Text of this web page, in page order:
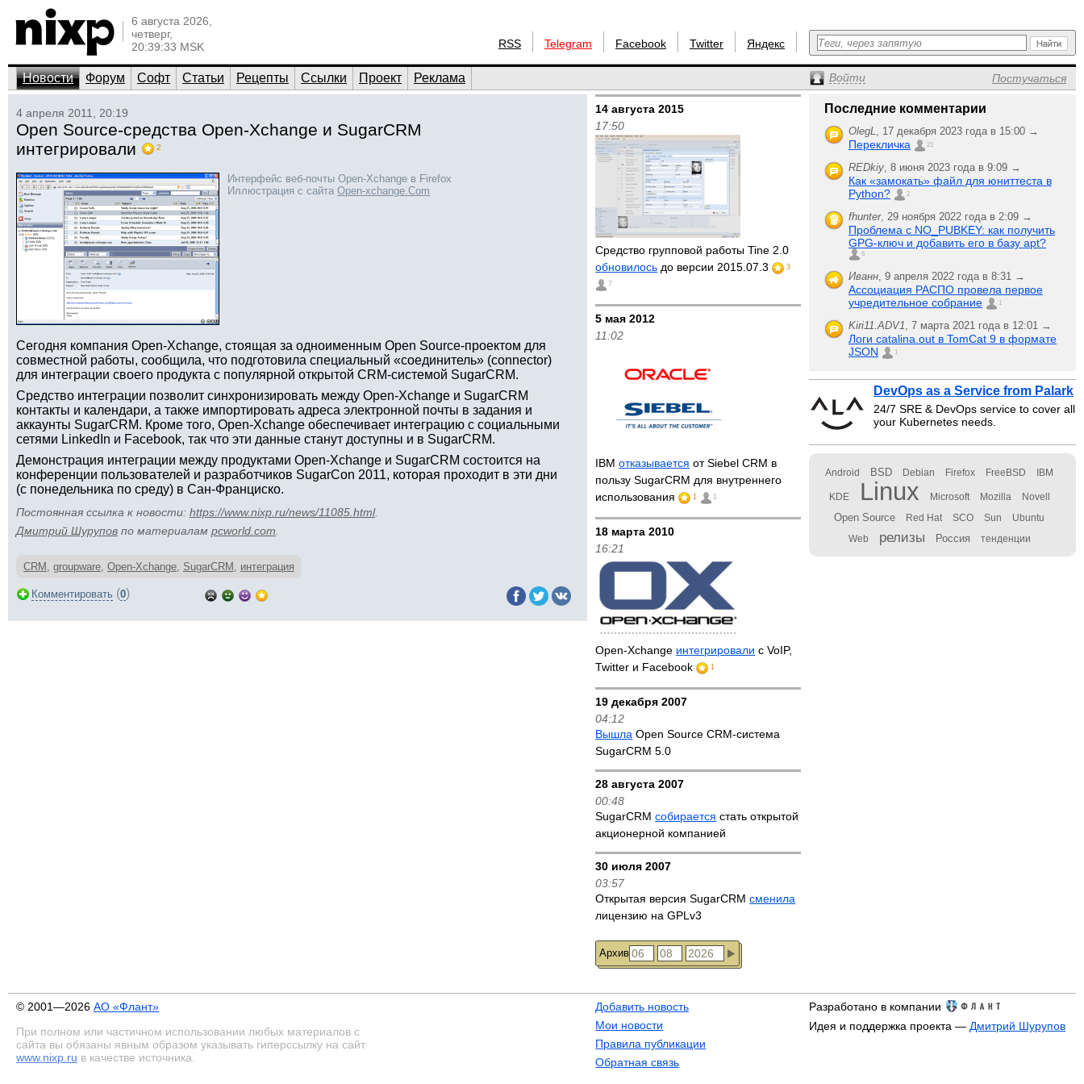
6 августа 2026,
четверг,
20:39:33 MSK
RSS Telegram Facebook Twitter Яндекс
Новости Форум Софт Статьи Рецепты Ссылки Проект Реклама Войти Постучаться
4 апреля 2011, 20:19
Open Source-средства Open-Xchange и SugarCRM
интегрировали
2
Интерфейс веб-почты Open-Xchange в Firefox
Иллюстрация с сайта Open-xchange.Com
Сегодня компания Open-Xchange, стоящая за одноименным Open Source-проектом для
совместной работы, сообщила, что подготовила специальный «соединитель» (connector)
для интеграции своего продукта с популярной открытой CRM-системой SugarCRM.
Средство интеграции позволит синхронизировать между Open-Xchange и SugarCRM
контакты и календари, а также импортировать адреса электронной почты в задания и
аккаунты SugarCRM. Кроме того, Open-Xchange обеспечивает интеграцию с социальными
сетями LinkedIn и Facebook, так что эти данные станут доступны и в SugarCRM.
Демонстрация интеграции между продуктами Open-Xchange и SugarCRM состоится на
конференции пользователей и разработчиков SugarCon 2011, которая проходит в эти дни
(с понедельника по среду) в Сан-Франциско.
Постоянная ссылка к новости: https://www.nixp.ru/news/11085.html.
Дмитрий Шурупов по материалам pcworld.com
CRM , groupware, Open-Xchange, SugarCRM , интеграция
Комментировать (0)
14 августа 2015
17:50
Средство групповой работы Tine 2.0
обновилось до версии 2015.07.3 3
7
5 мая 2012
11:02
IBMотказывается от Siebel CRM в
пользу SugarCRM для внутреннего
использования
1 1
18 марта 2010
16:21
Open-Xchange интегрировали с VoIP,
Twitter и Facebook
1
19 декабря 2007
04:12
Вышла Open Source CRM-система
SugarCRM 5.0
28 августа 2007
00:48
SugarCRMсобирается стать открытой
акционерной компанией
30 июля 2007
03:57
Открытая версия SugarCRMсменила
лицензию на GPLv3
Архив
Последние комментарии
OlegL, 17 декабря 2023 года в 15:00 →
Перекличка 21
REDkiy, 8 июня 2023 года в 9:09 →
Как «замокать» файл для юниттеста в
Python?
2
fhunter, 29 ноября 2022 года в 2:09 →
Проблема с NO_PUBKEY: как получить
GPG-ключ и добавить его в базу apt?
6
Иванн, 9 апреля 2022 года в 8:31 →
Ассоциация РАСПО провела первое
учредительное собрание
1
Kiri11.ADV1, 7 марта 2021 года в 12:01 →
Логи catalina.out в TomCat 9 в формате
JSON
1
DevOps as a Service from Palark
24/7 SRE & DevOps service to cover all
your Kubernetes needs.
Android BSD Debian Firefox FreeBSD IBM
KDE Linux Microsoft Mozilla Novell
Open Source Red Hat SCO Sun Ubuntu
Web релизы Россия тенденции
© 2001—2026 АО «Флант»
При полном или частичном использовании любых материалов с
сайта вы обязаны явным образом указывать гиперссылку на сайт
www.nixp.ru в качестве источника.
Добавить новость
Мои новости
Правила публикации
Обратная связь
Разработано в компании
Идея и поддержка проекта — Дмитрий Шурупов